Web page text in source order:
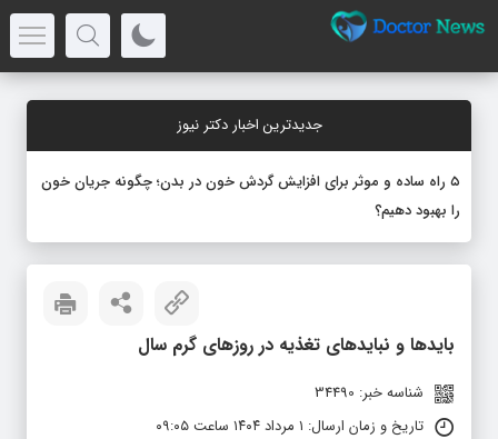
جدیدترین اخبار دکتر نیوز
۵ راه ساده و موثر برای افزایش گردش خون در بدن؛ چگونه جریان خون
را بهبود دهیم؟
بایدها و نبایدهای تغذیه در روزهای گرم سال
شناسه خبر: 34490
تاریخ و زمان ارسال: ۱ مرداد ۱۴۰۴ ساعت ۰۹:۰۵